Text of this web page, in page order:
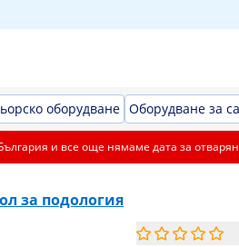
оборудване Оборудване за
и все още нямаме дата за
за подология